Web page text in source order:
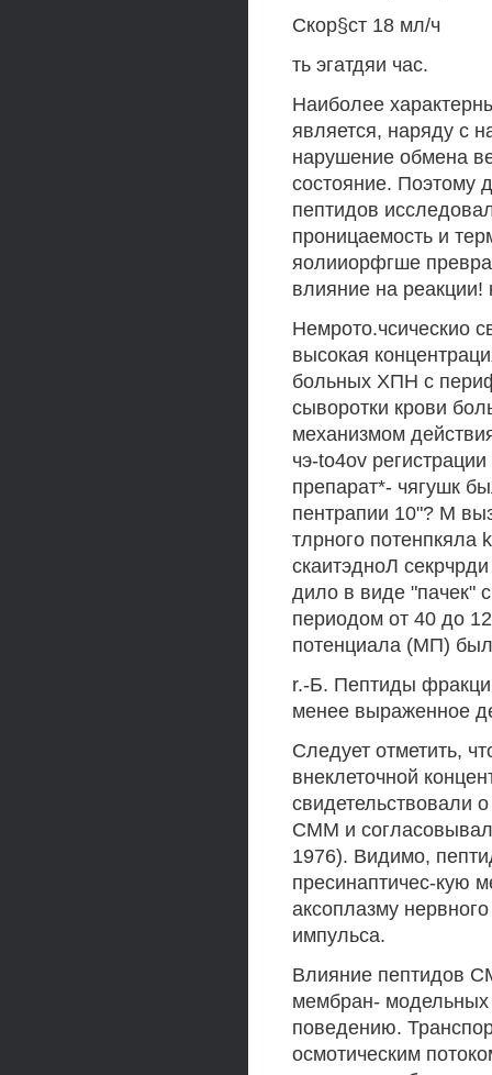
Скор§ст 18 мл/ч
ть эгатдяи час.
Наиболее
является, наряду с
нарушение обмена
состояние. Поэтому
пептидов
проницаемость и
яолииорфгше
влияние на реакции!
Немрото.чсическио
высокая
больных ХПН с
сыворотки крови
механизмом
чэ-to4ov
препарат*- чягушк
пентрапии 10"? М
тлрного потенпкяла
скаитэдноЛ
дило в виде "пачек"
периодом от 40 до
потенциала (МП)
r.-Б. Пептиды
менее выраженное
Следует отметить,
внеклеточной
свидетельствовали
СММ и
1976). Видимо,
пресинаптичес-кую
аксоплазму
импульса.
Влияние пептидов
мембран- модельных
поведению.
осмотическим